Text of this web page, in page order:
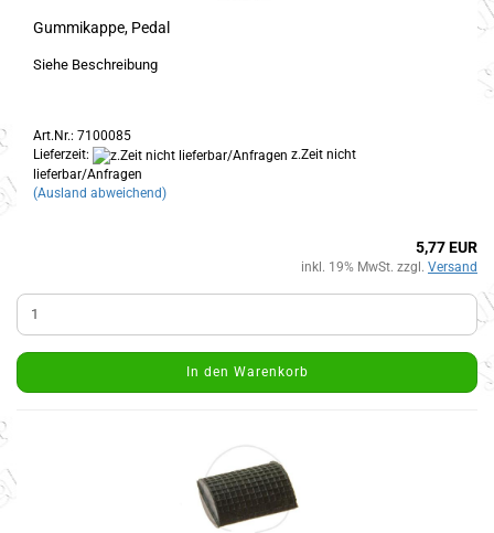
Gummikappe, Pedal
Siehe Beschreibung
Art.Nr.: 7100085
Lieferzeit:
z.Zeit nicht
lieferbar/Anfragen
(Ausland abweichend)
5,77 EUR
inkl. 19% MwSt. zzgl. Versand
In den Warenkorb